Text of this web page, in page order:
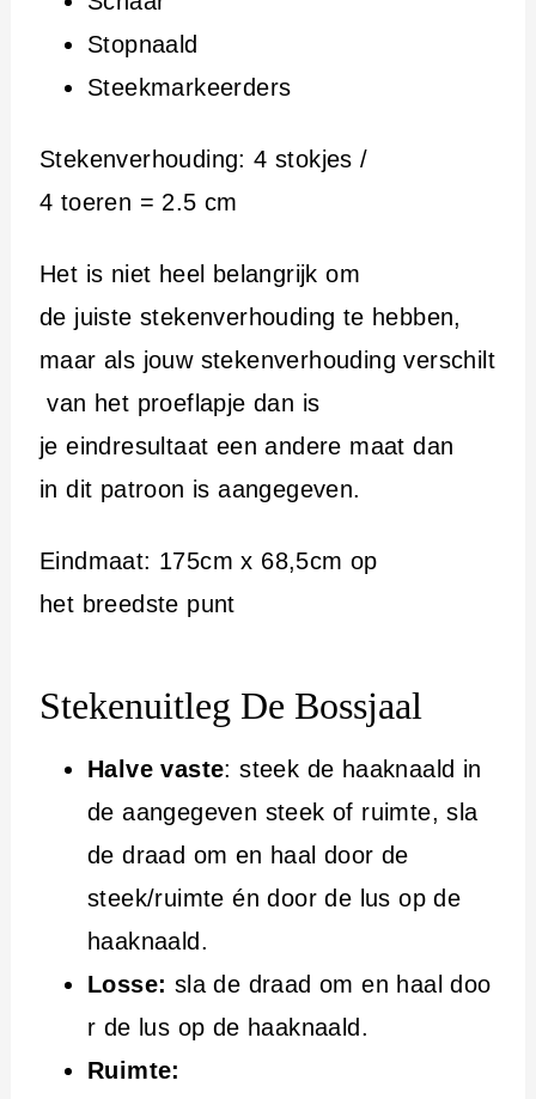
Stopnaald
Steekmarkeerders
Stekenverhouding: 4 stokjes /
4 toeren = 2.5 cm
Het is niet heel belangrijk om
de juiste stekenverhouding te hebben,
maar als jouw stekenverhouding verschilt
van het proeflapje dan is
je eindresultaat een andere maat dan
in dit patroon is aangegeven.
Eindmaat: 175cm x 68,5cm op
het breedste punt
Stekenuitleg De Bossjaal
Halve vaste: steek de haaknaald in
de aangegeven steek of ruimte, sla
de draad om en haal door de
steek/ruimte én door de lus op de
haaknaald.
Losse: sla de draad om en haal doo
r de lus op de haaknaald.
Ruimte: